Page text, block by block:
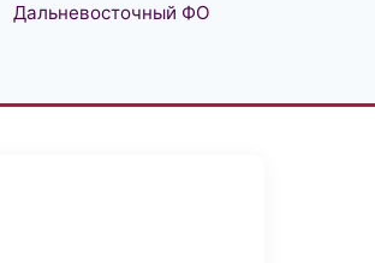
Дальневосточный ФО